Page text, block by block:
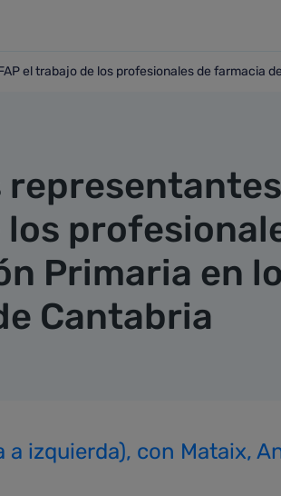
el trabajo de los profesionales
el trabajo de los profesionales de farmacia
los
Primaria en
Cantabria
a izquierda), con Mataix,